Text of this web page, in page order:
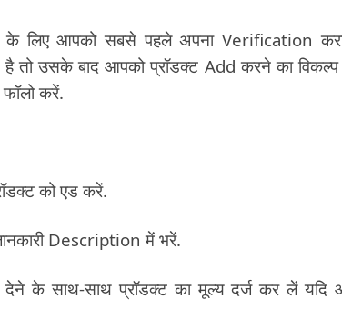
के लिए आपको सबसे पहले अपना Verification
तो उसके बाद आपको प्रॉडक्ट Add करने का विकल्प
करें.
को एड करें.
Description में भरें.
देने के साथ-साथ प्रॉडक्ट का मूल्य दर्ज कर लें यदि